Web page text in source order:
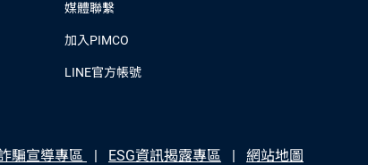
媒體聯繫
加入PIMCO
LINE官方帳號
騙宣導專區 ESG資訊揭露專區 網站地圖